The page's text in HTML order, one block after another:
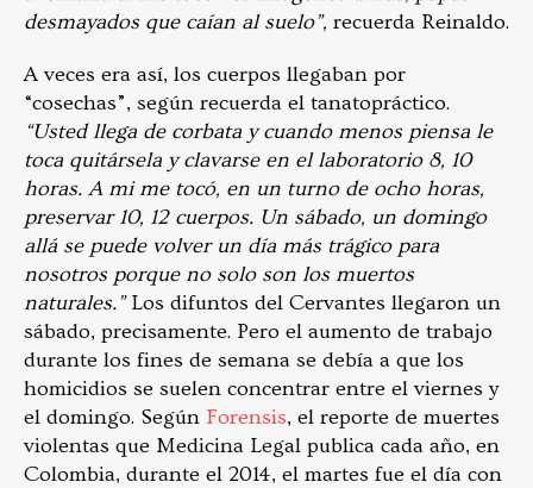
desmayados que caían al suelo”, recuerda Reinaldo.
A veces era así, los cuerpos llegaban por
“cosechas”, según recuerda el tanatopráctico.
“Usted llega de corbata y cuando menos piensa le
toca quitársela y clavarse en el laboratorio 8, 10
horas. A mi me tocó, en un turno de ocho horas,
preservar 10, 12 cuerpos. Un sábado, un domingo
allá se puede volver un día más trágico para
nosotros porque no solo son los muertos
naturales.”Los difuntos del Cervantes llegaron un
sábado, precisamente. Pero el aumento de trabajo
durante los fines de semana se debía a que los
homicidios se suelen concentrar entre el viernes y
el domingo. Según Forensis, el reporte de muertes
violentas que Medicina Legal publica cada año, en
Colombia, durante el 2014, el martes fue el día con